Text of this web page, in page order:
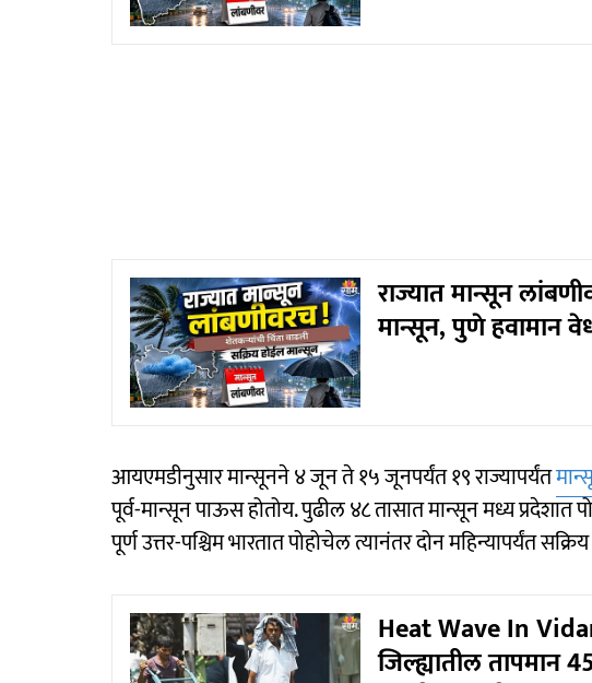
राज्यात मान्सून
मान्सून, पुणे हवामान
आयएमडीनुसार मान्सूनने ४ जून ते १५ जूनपर्यंत १९ राज्यापर्यंत
पूर्व-मान्सून पाऊस होतोय. पुढील ४८ तासात मान्सून मध्य
पूर्ण उत्तर-पश्चिम भारतात पोहोचेल त्यानंतर दोन महिन्यापर्यंत
Heat Wave In
जिल्ह्यातील तापमान